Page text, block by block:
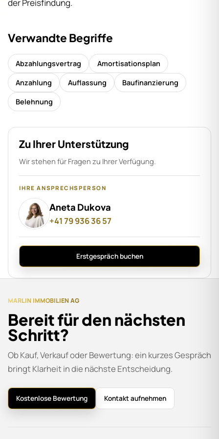
der Preisfindung.
Verwandte Begriffe
Abzahlungsvertrag Amortisationsplan
Anzahlung Auflassung Baufinanzierung
Belehnung
Zu Ihrer Unterstützung
Wir stehen für Fragen zu Ihrer Verfügung.
IHRE ANSPRECHSPERSON
Aneta Dukova
+41 79 936 36 57
Erstgespräch buchen
MARLIN IMMOBILIEN AG
Bereit für den nächsten
Schritt?
Ob Kauf, Verkauf oder Bewertung: ein kurzes Gespräch
bringt Klarheit in die nächste Entscheidung.
Kostenlose Bewertung Kontakt aufnehmen